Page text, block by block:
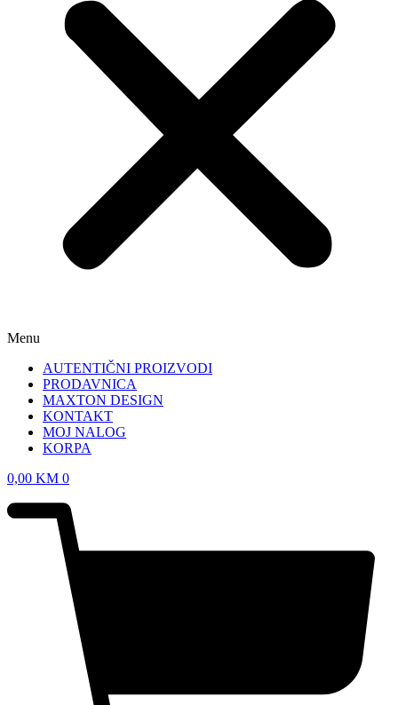
Menu
AUTENTIČNI PROIZVODI
PRODAVNICA
MAXTON DESIGN
KONTAKT
MOJ NALOG
KORPA
0,00 KM 0